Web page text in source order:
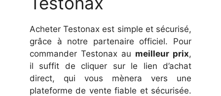
Acheter Testonax est simple et sécurisé,
grâce à notre partenaire officiel. Pour
commander Testonax au meilleur prix,
il suffit de cliquer sur le lien d’achat
direct, qui vous mènera vers une
plateforme de vente fiable et sécurisée.